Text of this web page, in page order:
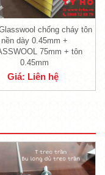
chống cháy tôn
nền dày 0.45mm +
75mm + tôn
0.45mm
Giá: Liên hệ